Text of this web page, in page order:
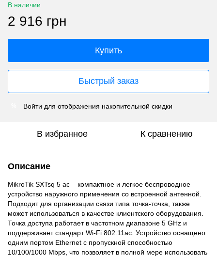
В наличии
2 916 грн
Купить
Быстрый заказ
Войти для отображения накопительной скидки
В избранное К сравнению
Описание
MikroTik SXTsq 5 ас – компактное и легкое беспроводное
устройство наружного применения со встроенной антенной.
Подходит для организации связи типа точка-точка, также
может использоваться в качестве клиентского оборудования.
Точка доступа работает в частотном диапазоне 5 GHz и
поддерживает стандарт Wi-Fi 802.11ac. Устройство оснащено
одним портом Ethernet с пропускной способностью
10/100/1000 Мbps, что позволяет в полной мере использовать